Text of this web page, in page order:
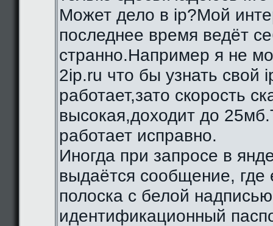
Может дело в ip?Мой
последнее время ведёт
странно.Например я не
2ip.ru что бы узнать свой
работает,зато скорость
высокая,доходит до
работает исправно.
Иногда при запросе в
выдаётся сообщение, где
полоска с белой
идентификационный